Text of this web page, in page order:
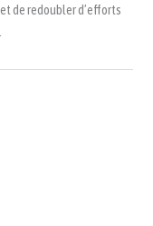
de redoubler d’efforts